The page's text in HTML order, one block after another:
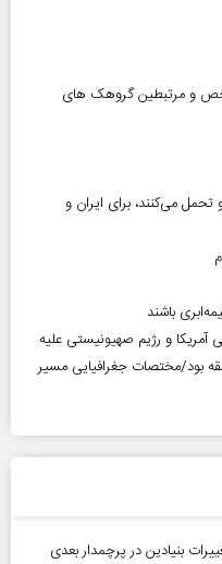
مسلح شاخص و مرتبطین گروهک های
می‌کنند، برای ایران و
باشند
آمریکا و رژیم صهیونیستی علیه
بود/مختصات جغرافیایی مسیر
از تغییرات بنیادین در پرچمدار بعدی